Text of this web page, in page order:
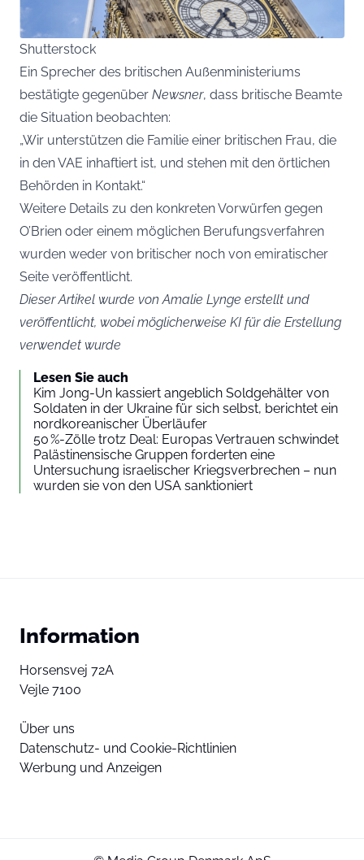
Shutterstock
Ein Sprecher des britischen Außenministeriums
bestätigte gegenüber Newsner, dass britische Beamte
die Situation beobachten:
„Wir unterstützen die Familie einer britischen Frau, die
in den VAE inhaftiert ist, und stehen mit den örtlichen
Behörden in Kontakt.“
Weitere Details zu den konkreten Vorwürfen gegen
O’Brien oder einem möglichen Berufungsverfahren
wurden weder von britischer noch von emiratischer
Seite veröffentlicht.
Dieser Artikel wurde von Amalie Lynge erstellt und
veröffentlicht, wobei möglicherweise KI für die Erstellung
verwendet wurde
Lesen Sie auch
Kim Jong-Un kassiert angeblich Soldgehälter von
Soldaten in der Ukraine für sich selbst, berichtet ein
nordkoreanischer Überläufer
50 %-Zölle trotz Deal: Europas Vertrauen schwindet
Palästinensische Gruppen forderten eine
Untersuchung israelischer Kriegsverbrechen – nun
wurden sie von den USA sanktioniert
Information
Horsensvej 72A
Vejle 7100
Über uns
Datenschutz- und Cookie-Richtlinien
Werbung und Anzeigen